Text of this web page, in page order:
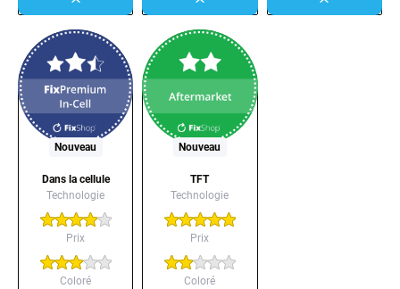
Dropdown
button
Dropdown
button
Dropdown
Nouveau
Dans la cellule
Technologie
Prix
Coloré
Nouveau
TFT
Technologie
Prix
Coloré